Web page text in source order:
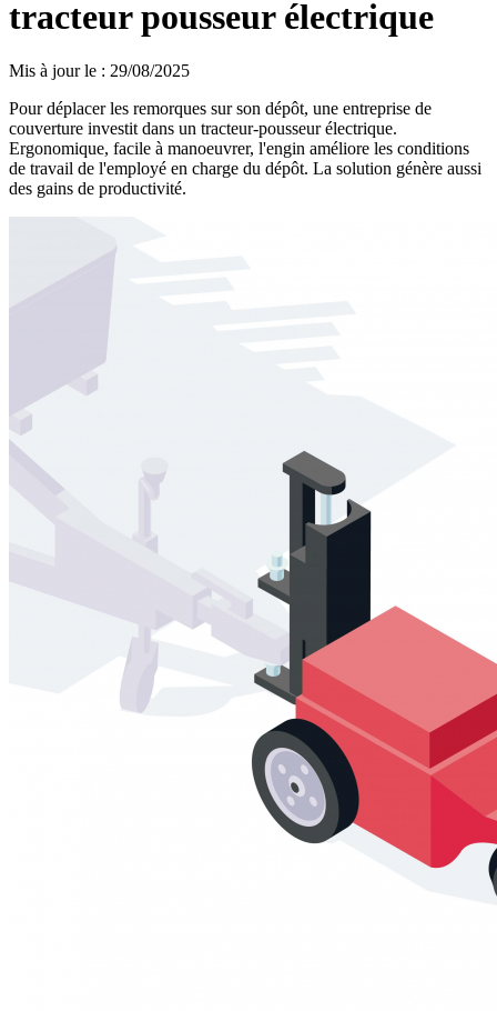
tracteur pousseur électrique
Mis à jour le : 29/08/2025
Pour déplacer les remorques sur son dépôt, une entreprise de
couverture investit dans un tracteur-pousseur électrique.
Ergonomique, facile à manoeuvrer, l'engin améliore les conditions
de travail de l'employé en charge du dépôt. La solution génère aussi
des gains de productivité.